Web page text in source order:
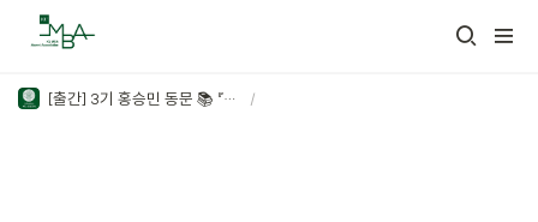
[출간] 3기 홍승민 동문 📚 『정부지원 사업계획서 작성을 위한 RAG 프롬프팅 전략』 /